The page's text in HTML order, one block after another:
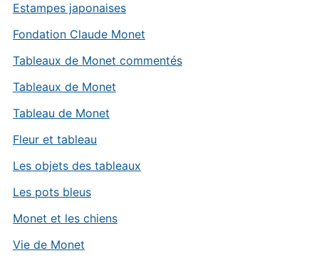
Estampes japonaises
Fondation Claude Monet
Tableaux de Monet commentés
Tableaux de Monet
Tableau de Monet
Fleur et tableau
Les objets des tableaux
Les pots bleus
Monet et les chiens
Vie de Monet